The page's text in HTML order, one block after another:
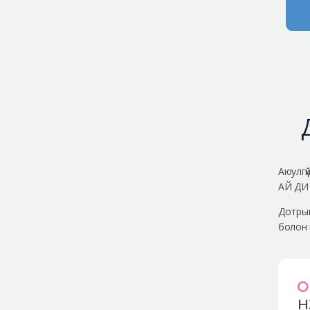
АЙ ДИ
болон